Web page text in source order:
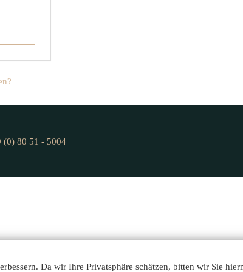
(0) 80 51 - 5004
Da wir Ihre Privatsphäre schätzen, bitten wir Sie